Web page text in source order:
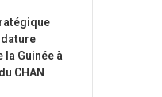
Guinée à
CHAN